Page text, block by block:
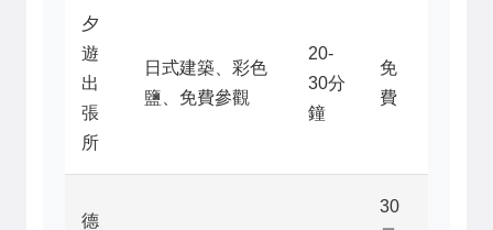
夕
遊
出
張
所
日式建築、彩色
鹽、免費參觀
20-
30分
鐘
免
費
德
30